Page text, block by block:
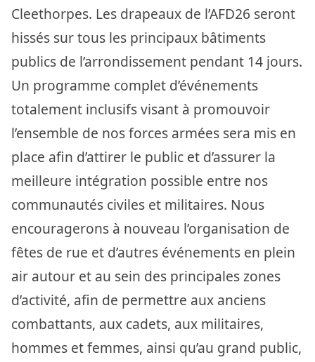
Cleethorpes. Les drapeaux de l’AFD26 seront
hissés sur tous les principaux bâtiments
publics de l’arrondissement pendant 14 jours.
Un programme complet d’événements
totalement inclusifs visant à promouvoir
l’ensemble de nos forces armées sera mis en
place afin d’attirer le public et d’assurer la
meilleure intégration possible entre nos
communautés civiles et militaires. Nous
encouragerons à nouveau l’organisation de
fêtes de rue et d’autres événements en plein
air autour et au sein des principales zones
d’activité, afin de permettre aux anciens
combattants, aux cadets, aux militaires,
hommes et femmes, ainsi qu’au grand public,